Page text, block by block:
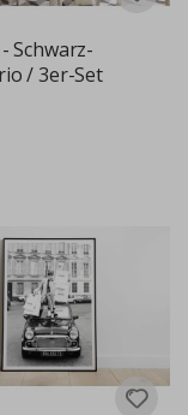
Schwarz-
/ 3er-Set